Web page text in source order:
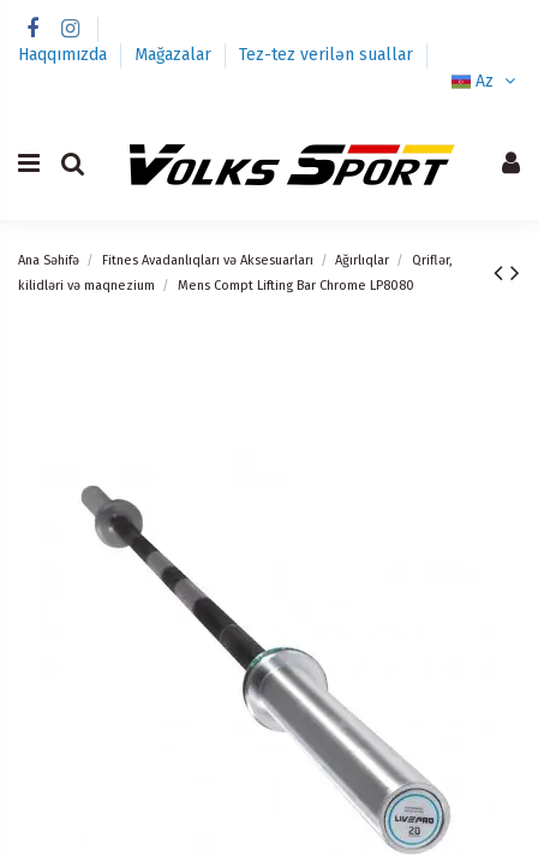
Haqqımızda Mağazalar
Tez-tez verilən suallar
Az
Ana Səhifə Fitnes Avadanlıqları və Aksesuarları Ağırlıqlar
Qriflər,
kilidləri və maqnezium
Mens Compt Lifting Bar Chrome LP8080